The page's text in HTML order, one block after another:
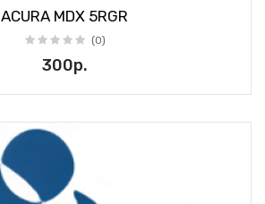
ACURA MDX 5RGR
(0)
300р.